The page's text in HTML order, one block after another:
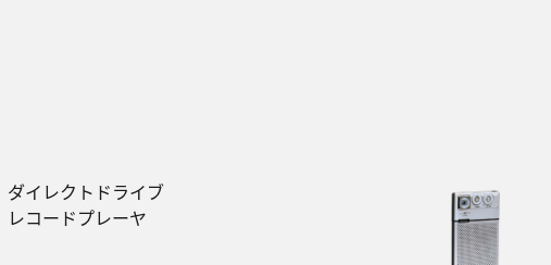
ダイレクトドライブ
レコードプレーヤ